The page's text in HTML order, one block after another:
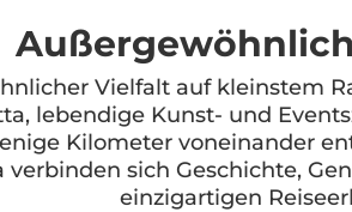
Vielfalt auf kleinstem
lebendige Kunst- und
Kilometer voneinander
verbinden sich Geschichte,
einzigartigen